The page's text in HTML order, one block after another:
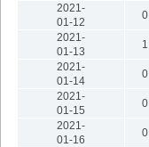
2021-
01-12
0
2021-
01-13
1
2021-
01-14
0
2021-
01-15
0
2021-
01-16
0